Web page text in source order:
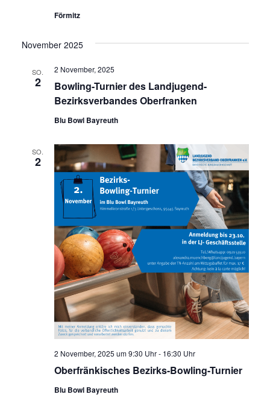
Förmitz
November 2025
SO.
2
Bowling-Turnier des Landjugend-
Bezirksverbandes Oberfranken
2 November, 2025
Blu Bowl Bayreuth
SO.
2
Oberfränkisches Bezirks-Bowling-Turnier
2 November, 2025 um 9:30 Uhr- 16:30 Uhr
Blu Bowl Bayreuth